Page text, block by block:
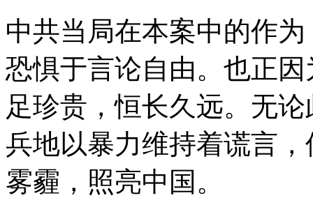
中共当局在本案中的作
恐惧于言论自由。也正
足珍贵，恒长久远。无
兵地以暴力维持着谎言
雾霾，照亮中国。